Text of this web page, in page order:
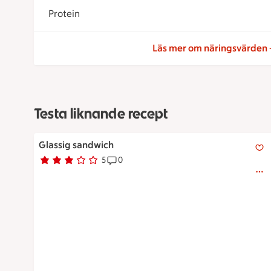
Protein
Läs mer om näringsvärden
Testa liknande recept
Glassig sandwich
Betyg 2.8 av 5. 5
5 personer har röstatReceptet har 0 kommentarer
0
Glassig sandwich